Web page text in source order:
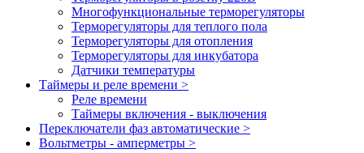
Многофункциональные терморегуляторы
Терморегуляторы для теплого пола
Терморегуляторы для отопления
Терморегуляторы для инкубатора
Датчики температуры
Таймеры и реле времени >
Реле времени
Таймеры включения - выключения
Переключатели фаз автоматические >
Вольтметры - амперметры >